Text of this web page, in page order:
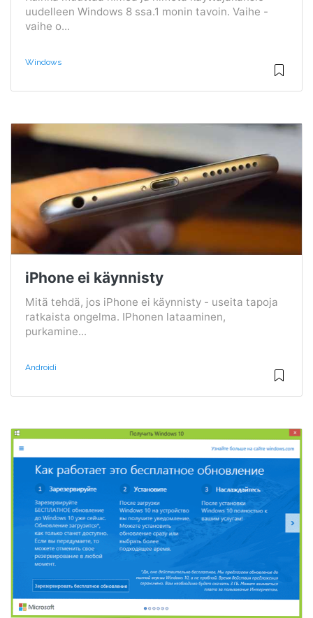
uudelleen Windows 8 ssa.1 monin tavoin. Vaihe -
vaihe o...
Windows
iPhone ei käynnisty
Mitä tehdä, jos iPhone ei käynnisty - useita tapoja
ratkaista ongelma. IPhonen lataaminen,
purkamine...
Androidi